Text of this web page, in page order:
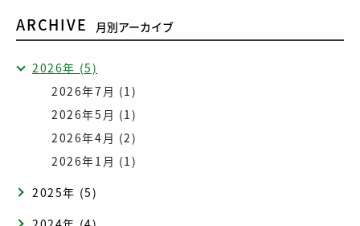
ARCHIVE 月別アーカイブ
2026年 (5)
2026年7月 (1)
2026年5月 (1)
2026年4月 (2)
2026年1月 (1)
2025年 (5)